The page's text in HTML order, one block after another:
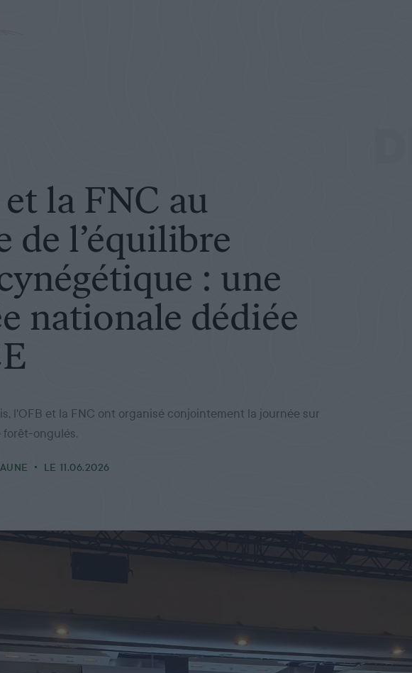
et la FNC au
de l’équilibre
: une
nationale dédiée
l'OFB et la FNC ont organisé conjointement la journée sur
forêt-ongulés.
LE 11.06.2026